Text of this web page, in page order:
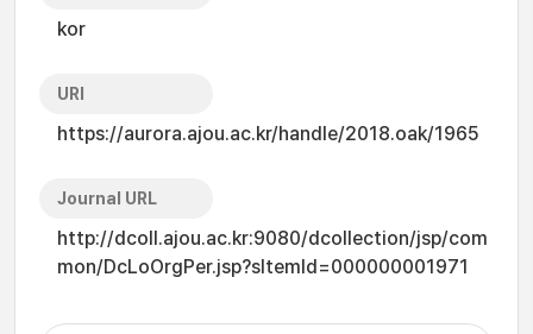
kor
URI
https://aurora.ajou.ac.kr/handle/2018.oak/1965
Journal URL
http://dcoll.ajou.ac.kr:9080/dcollection/jsp/com
mon/DcLoOrgPer.jsp?sItemId=000000001971